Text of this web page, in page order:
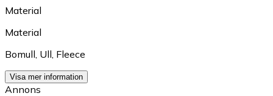
Material
Material
Bomull Ull Fleece
Visa mer information
Annons